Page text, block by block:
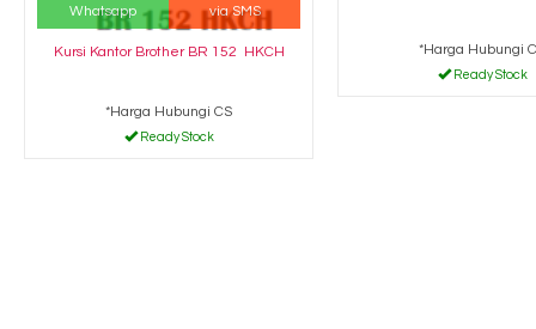
Whatsapp via SMS
Kursi Kantor Brother BR 152 HKCH
*Harga Hubungi CS
Ready Stock
*Harga Hubungi
Ready Stock